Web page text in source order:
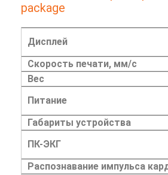
package
Дисплей
Скорость печати, мм/с
Вес
Питание
Габариты устройства
ПК-ЭКГ
Распознавание импульса